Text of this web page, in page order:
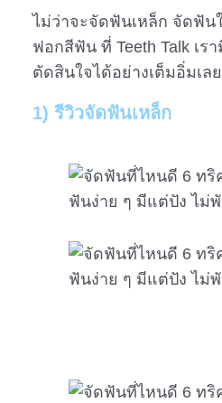
ไม่ว่าจะจัดฟันเหล็ก จัดฟัน
ฟอกสีฟัน ที่ Teeth Talk เร
ตัดสินใจได้อย่างเต็มอิ่มเล
1) รีวิวจัดฟันเหล็ก